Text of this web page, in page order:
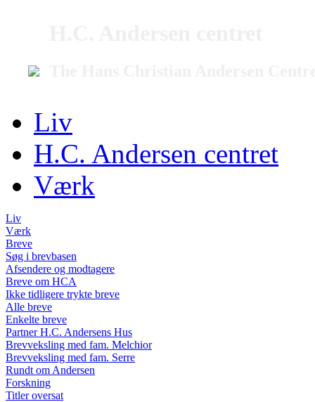
Liv
H.C. Andersen centret
Værk
Liv
Værk
Breve
Søg i brevbasen
Afsendere og modtagere
Breve om HCA
Ikke tidligere trykte breve
Alle breve
Enkelte breve
Partner H.C. Andersens Hus
Brevveksling med fam. Melchior
Brevveksling med fam. Serre
Rundt om Andersen
Forskning
Titler oversat